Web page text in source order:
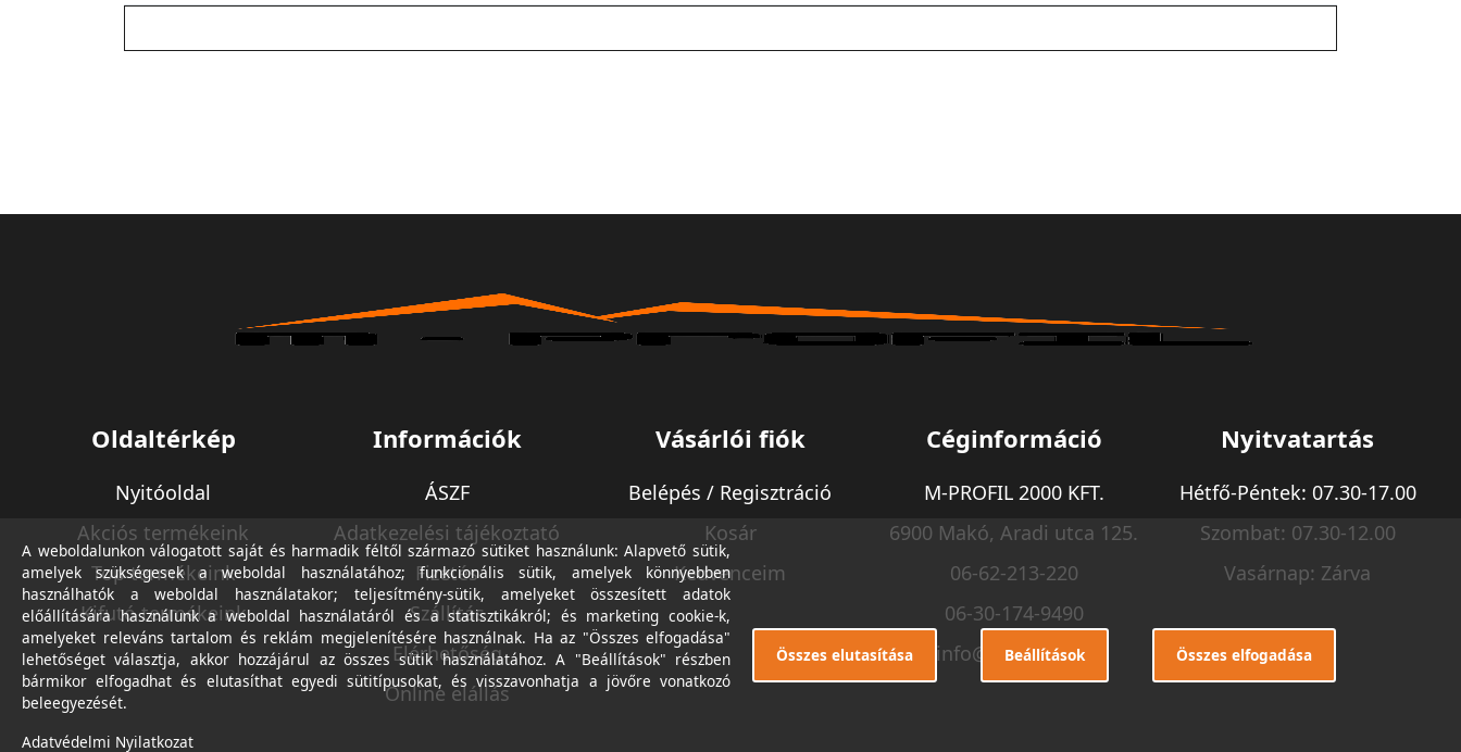
Oldaltérkép
Nyitóoldal
Akciós termékeink
Top termékeink
Kifutó termékeink
Információk
ÁSZF
Adatkezelési tájékoztató
Fizetés
Szállítás
Elérhetőség
Online elállás
Vásárlói fiók
Belépés / Regisztráció
Kosár
Kedvenceim
Céginformáció
M-PROFIL 2000 KFT.
6900 Makó, Aradi utca 125.
06-62-213-220
06-30-174-9490
info@m-profil.hu
Nyitvatartás
Hétfő-Péntek: 07.30-17.00
Szombat: 07.30-12.00
Vasárnap: Zárva
A weboldalunkon válogatott saját és harmadik féltől származó sütiket használunk: Alapvető sütik,
amelyek szükségesek a weboldal használatához; funkcionális sütik, amelyek könnyebben
használhatók a weboldal használatakor; teljesítmény-sütik, amelyeket összesített adatok
előállítására használunk a weboldal használatáról és a statisztikákról; és marketing cookie-k,
amelyeket releváns tartalom és reklám megjelenítésére használnak. Ha az "Összes elfogadása"
lehetőséget választja, akkor hozzájárul az összes sütik használatához. A "Beállítások" részben
bármikor elfogadhat és elutasíthat egyedi sütitípusokat, és visszavonhatja a jövőre vonatkozó
beleegyezését.
Adatvédelmi Nyilatkozat
Összes elutasítása Beállítások Összes elfogadása